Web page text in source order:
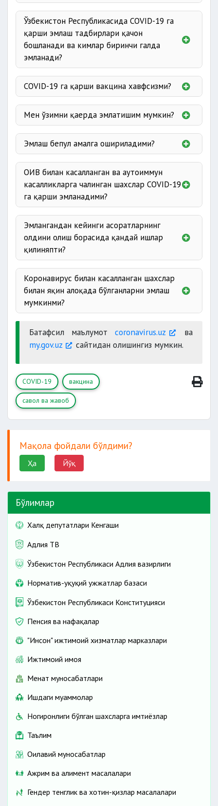
Ўзбекистон Республикасида COVID-19 га
қарши эмлаш тадбирлари қачон
бошланади ва кимлар биринчи галда
эмланади?
COVID-19 га қарши вакцина хавфсизми?
Мен ўзимни қаерда эмлатишим мумкин?
Эмлаш бепул амалга ошириладими?
ОИВ билан касалланган ва аутоиммун
касалликларга чалинган шахслар COVID-19
га қарши эмланадими?
Эмлангандан кейинги асоратларнинг
олдини олиш борасида қандай ишлар
қилиняпти?
Коронавирус билан касалланган шахслар
билан яқин алоқада бўлганларни эмлаш
мумкинми?
Батафсил маълумотcoronavirus.uz
ва
my.gov.uz
сайтидан олишингиз мумкин.
COVID-19 вакцина
савол ва жавоб
Мақола фойдали бўлдими?
Ҳа Йўқ
Бўлимлар
Халқ депутатлари Кенгаши
Адлия ТВ
Ўзбекистон Республикаси Адлия вазирлиги
Норматив-ҳуқуқий ҳужжатлар базаси
Ўзбекистон Республикаси Конституцияси
Пенсия ва нафақалар
"Инсон" ижтимоий хизматлар марказлари
Ижтимоий ҳимоя
Меҳнат муносабатлари
Ишдаги муаммолар
Ногиронлиги бўлган шахсларга имтиёзлар
Таълим
Оилавий муносабатлар
Ажрим ва алимент масалалари
Гендер тенглик ва хотин-қизлар масалалари